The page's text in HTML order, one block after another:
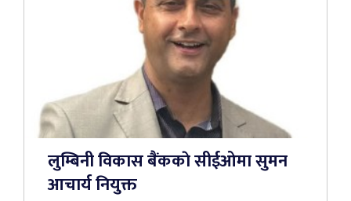
लुम्बिनी विकास बैंककाे सीईओमा सुमन
आचार्य नियुक्त